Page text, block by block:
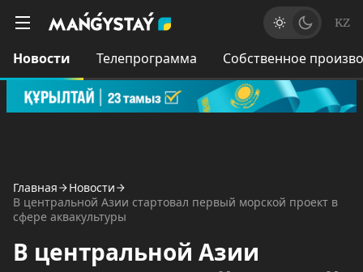
KZ
Новости Телепрограмма Собственное
Главная
Новости
В центральной Азии стартовал первый морской проект в
сфере аквакультуры
В центральной Азии